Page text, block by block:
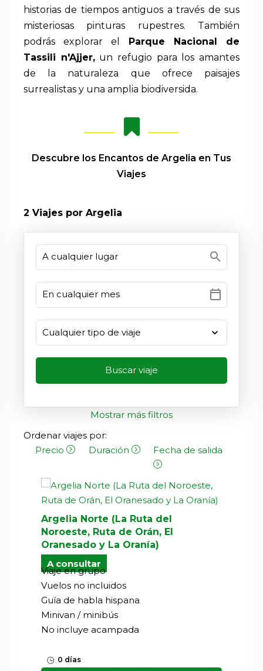
historias de tiempos antiguos a través de sus
misteriosas pinturas rupestres. También
podrás explorar el Parque Nacional de
Tassili n'Ajjer,un refugio para los amantes
de la naturaleza que ofrece paisajes
surrealistas y una amplia biodiversida.
Descubre los Encantos de Argelia en Tus
Viajes
2 Viajes por Argelia
search
calendar_today
Mostrar más filtros
Ordenar viajes por:
Precio
Duración Fecha de salida
A consultar
Argelia Norte (La Ruta del
Noroeste, Ruta de Orán, El
Oranesado y La Oranía)
Viaje en grupo
Vuelos no incluidos
Guía de habla hispana
Minivan / minibús
No incluye acampada
0 días